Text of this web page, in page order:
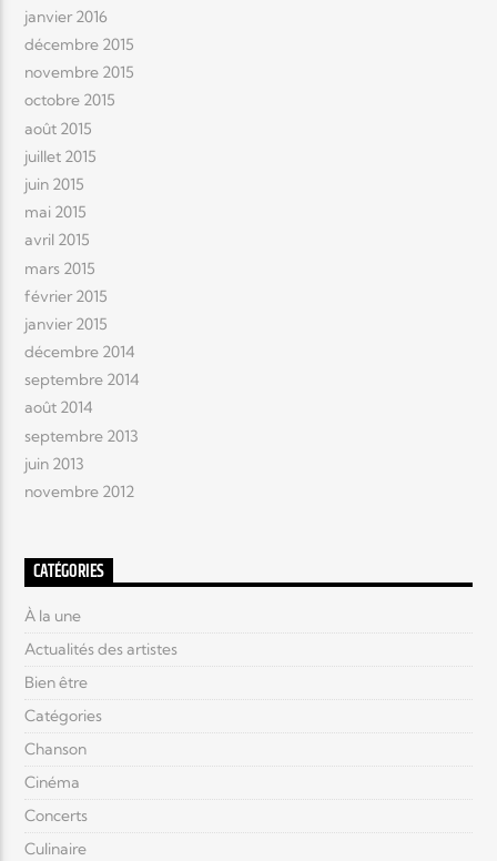
janvier 2016
décembre 2015
novembre 2015
octobre 2015
août 2015
juillet 2015
juin 2015
mai 2015
avril 2015
mars 2015
février 2015
janvier 2015
décembre 2014
septembre 2014
août 2014
septembre 2013
juin 2013
novembre 2012
CATÉGORIES
À la une
Actualités des artistes
Bien être
Catégories
Chanson
Cinéma
Concerts
Culinaire